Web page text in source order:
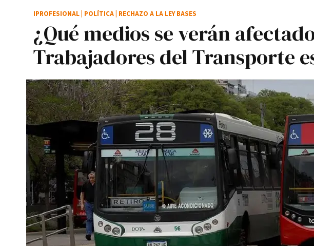
¿Qué medios se verán
Trabajadores del Transporte
IPROFESIONAL POLÍTICA RECHAZO A LA LEY BASES